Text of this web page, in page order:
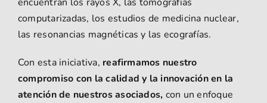
computarizadas, los estudios de medicina nuclear,
las resonancias magnéticas y las ecografías.
Con esta iniciativa, reafirmamos nuestro
compromiso con la calidad y la innovación en la
atención de nuestros asociados, con un enfoque